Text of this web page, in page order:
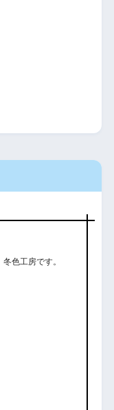
色工房です。